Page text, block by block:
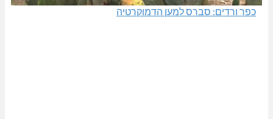
כפר ורדים: סברס למען הדמוקרטיה